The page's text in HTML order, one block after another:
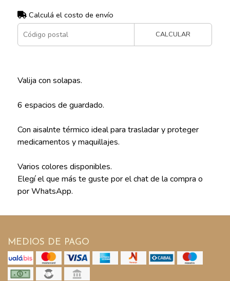
Calculá el costo de envío
CALCULAR
Valija con solapas.
6 espacios de guardado.
Con aisalnte térmico ideal para trasladar y proteger
medicamentos y maquillajes.
Varios colores disponibles.
Elegí el que más te guste por el chat de la compra o
por WhatsApp.
MEDIOS DE PAGO